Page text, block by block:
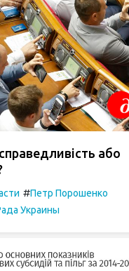
або
#Петр Порошенко
Украины